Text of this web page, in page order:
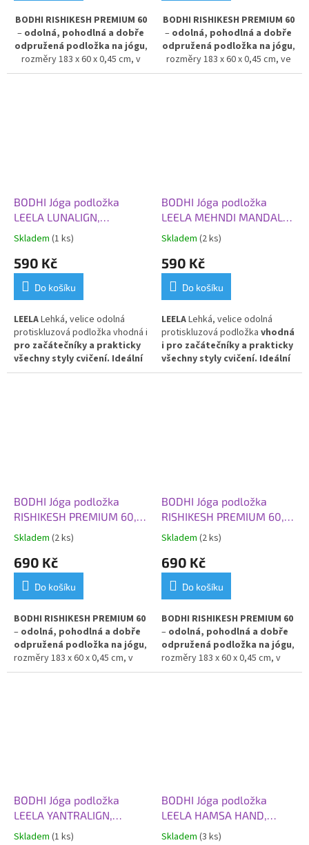
BODHI RISHIKESH PREMIUM 60
– odolná, pohodlná a dobře
odpružená podložka na jógu,
rozměry 183 x 60 x 0,45 cm, v
jemné růžové barvě.Poskytuje
BODHI RISHIKESH PREMIUM 60
– odolná, pohodlná a dobře
odpružená podložka na jógu,
rozměry 183 x 60 x 0,45 cm, ve
světlé modré barvě.Poskytuje
BODHI Jóga podložka
LEELA LUNALIGN,
183x60x0,45 cm, noční
Skladem (1 ks)
590 Kč
Do košíku
LEELALehká, velice odolná
protiskluzová podložka vhodná i
pro začátečníky a prakticky
všechny styly cvičení. Ideální
pro každodenní použití.PVC
BODHI Jóga podložka
LEELA MEHNDI MANDALA,
183x60x0,45 cm,
starorůžová
Skladem (2 ks)
590 Kč
Do košíku
LEELALehká, velice odolná
protiskluzová podložka vhodná
i pro začátečníky a prakticky
všechny styly cvičení. Ideální
pro každodenní použití. PVC
BODHI Jóga podložka
RISHIKESH PREMIUM 60,
183x60x0,45 cm, žlutá
Skladem (2 ks)
690 Kč
Do košíku
BODHI RISHIKESH PREMIUM 60
– odolná, pohodlná a dobře
odpružená podložka na jógu,
rozměry 183 x 60 x 0,45 cm, v
hořčicově žluté barvě.
BODHI Jóga podložka
RISHIKESH PREMIUM 60,
183x60x0,45 cm, zelené
Skladem (2 ks)
690 Kč
Do košíku
BODHI RISHIKESH PREMIUM 60
– odolná, pohodlná a dobře
odpružená podložka na jógu,
rozměry 183 x 60 x 0,45 cm, v
odstínu zeleného jablka.
BODHI Jóga podložka
LEELA YANTRALIGN,
183x60x0,45 cm, lesní
Skladem (1 ks)
BODHI Jóga podložka
LEELA HAMSA HAND,
183x60x0,45 cm, růžové
Skladem (3 ks)